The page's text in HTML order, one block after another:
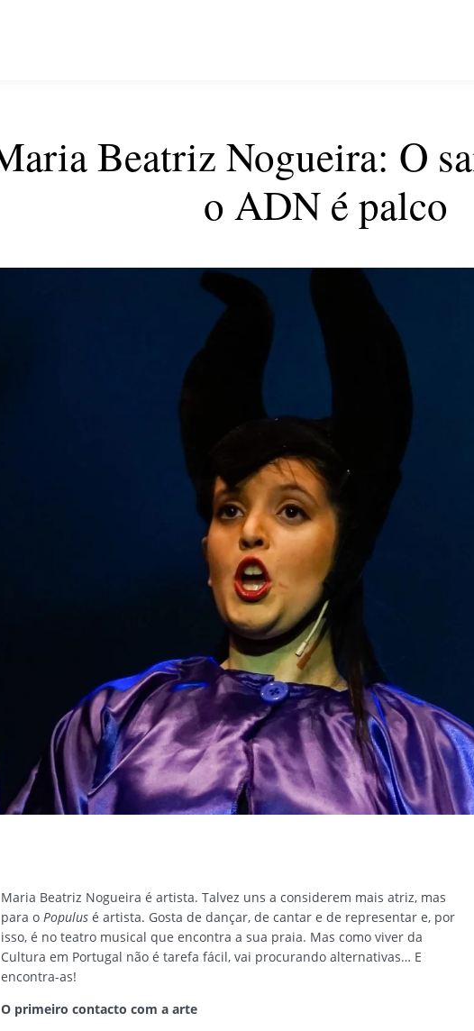
Beatriz Nogueira: O
o ADN é palco
Maria Beatriz Nogueira é artista. Talvez uns a considerem mais atriz, mas
para o Populusé artista. Gosta de dançar, de cantar e de representar e, por
isso, é no teatro musical que encontra a sua praia. Mas como viver da
Cultura em Portugal não é tarefa fácil, vai procurando alternativas… E
encontra-as!
O primeiro contacto com a arte